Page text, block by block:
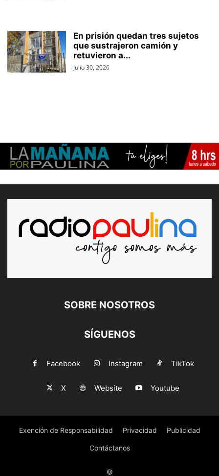
En prisión quedan tres sujetos
que sustrajeron camión y
retuvieron a...
Julio 30, 2026
SOBRE NOSOTROS
SÍGUENOS
Facebook Instagram TikTok
X Website Youtube
Exención de Responsabilidad Privacidad Publicidad
Contáctanos
©